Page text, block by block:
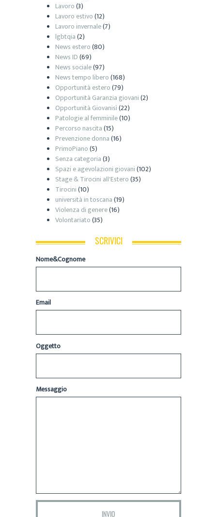
Lavoro(3)
Lavoro estivo(12)
Lavoro invernale(7)
lgbtqia(2)
News estero(80)
News ID(69)
News sociale(97)
News tempo libero(168)
Opportunità estero(79)
Opportunità Garanzia giovani(2)
Opportunità Giovanisì(22)
Patologie al femminile(10)
Percorso nascita(15)
Prevenzione donna(16)
PrimoPiano(5)
Senza categoria(3)
Spazi e agevolazioni giovani(102)
Stage & Tirocini all'Estero(35)
Tirocini(10)
università in toscana(19)
Violenza di genere(16)
Volontariato(35)
SCRIVICI
Nome&Cognome
Email
Oggetto
Messaggio